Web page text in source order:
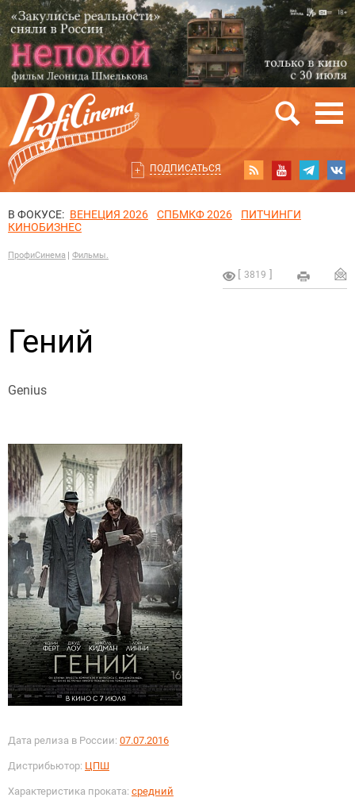
ПОДПИСАТЬСЯ
В ФОКУСЕ: ВЕНЕЦИЯ 2026 СПБМКФ 2026
ПИТЧИНГИ
КИНОБИЗНЕС
ПрофиСинема Фильмы.
3819
Гений
Genius
Дата релиза в России: 07.07.2016
Дистрибьютор: ЦПШ
Характеристика проката: средний